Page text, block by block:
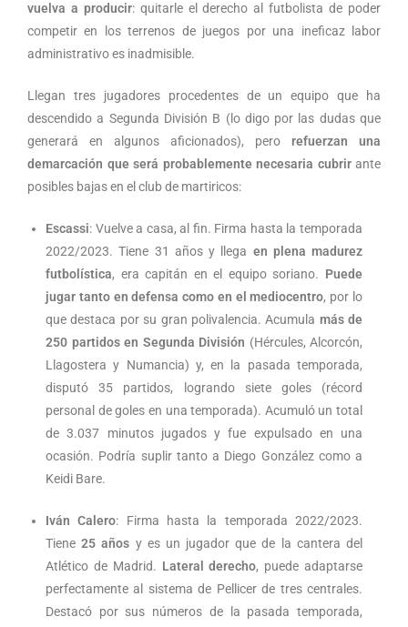
vuelva a producir: quitarle el derecho al futbolista de poder
competir en los terrenos de juegos por una ineficaz labor
administrativo es inadmisible.
Llegan tres jugadores procedentes de un equipo que ha
descendido a Segunda División B (lo digo por las dudas que
generará en algunos aficionados), pero refuerzan una
demarcación que será probablemente necesaria cubrirante
posibles bajas en el club de martiricos:
Escassi: Vuelve a casa, al fin. Firma hasta la temporada
2022/2023. Tiene 31 años y llega en plena madurez
futbolística, era capitán en el equipo soriano. Puede
jugar tanto en defensa como en el mediocentro, por lo
que destaca por su gran polivalencia. Acumula más de
250 partidos en Segunda División (Hércules, Alcorcón,
Llagostera y Numancia) y, en la pasada temporada,
disputó 35 partidos, logrando siete goles (récord
personal de goles en una temporada). Acumuló un total
de 3.037 minutos jugados y fue expulsado en una
ocasión. Podría suplir tanto a Diego González como a
Keidi Bare.
Iván Calero: Firma hasta la temporada 2022/2023.
Tiene25 años y es un jugador que de la cantera del
Atlético de Madrid. Lateral derecho, puede adaptarse
perfectamente al sistema de Pellicer de tres centrales.
Destacó por sus números de la pasada temporada,